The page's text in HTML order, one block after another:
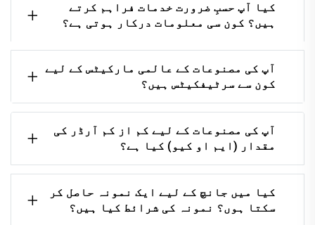
کیا آپ حسبِ ضرورت خدمات فراہم کرتے
ہیں؟ کون سی معلومات درکار ہوتی ہے؟
آپ کی مصنوعات کے عالمی مارکیٹس کے لیے
کون سے سرٹیفکیٹس ہیں؟
آپ کی مصنوعات کے لیے کم از کم آرڈر کی
مقدار (ایم او کیو) کیا ہے؟
کیا میں جانچ کے لیے ایک نمونہ حاصل کر
سکتا ہوں؟ نمونہ کی شرائط کیا ہیں؟